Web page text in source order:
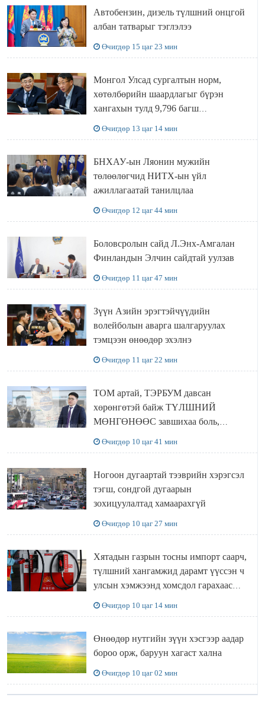
Автобензин, дизель түлшний онцгой
албан татварыг тэглэлээ
Өчигдөр 15 цаг 23 мин
Монгол Улсад сургалтын норм,
хөтөлбөрийн шаардлагыг бүрэн
хангахын тулд 9,796 багш
Өчигдөр 13 цаг 14 мин
БНХАУ-ын Ляонин мужийн
төлөөлөгчид НИТХ-ын үйл
ажиллагаатай танилцлаа
Өчигдөр 12 цаг 44 мин
Боловсролын сайд Л.Энх-Амгалан
Финландын Элчин сайдтай уулзав
Өчигдөр 11 цаг 47 мин
Зүүн Азийн эрэгтэйчүүдийн
волейболын аварга шалгаруулах
тэмцээн өнөөдөр эхэлнэ
Өчигдөр 11 цаг 22 мин
ТОМ артай, ТЭРБУМ давсан
хөрөнгөтэй байж ТҮЛШНИЙ
МӨНГӨНӨӨС завшихаа боль,
Өчигдөр 10 цаг 41 мин
Ногоон дугаартай тээврийн хэрэгсэл
тэгш, сондгой дугаарын
зохицуулалтад хамаарахгүй
Өчигдөр 10 цаг 27 мин
Хятадын газрын тосны импорт саарч,
түлшний хангамжид дарамт үүссэн ч
улсын хэмжээнд хомсдол гарахаас
Өчигдөр 10 цаг 14 мин
Өнөөдөр нутгийн зүүн хэсгээр аадар
бороо орж, баруун хагаст хална
Өчигдөр 10 цаг 02 мин